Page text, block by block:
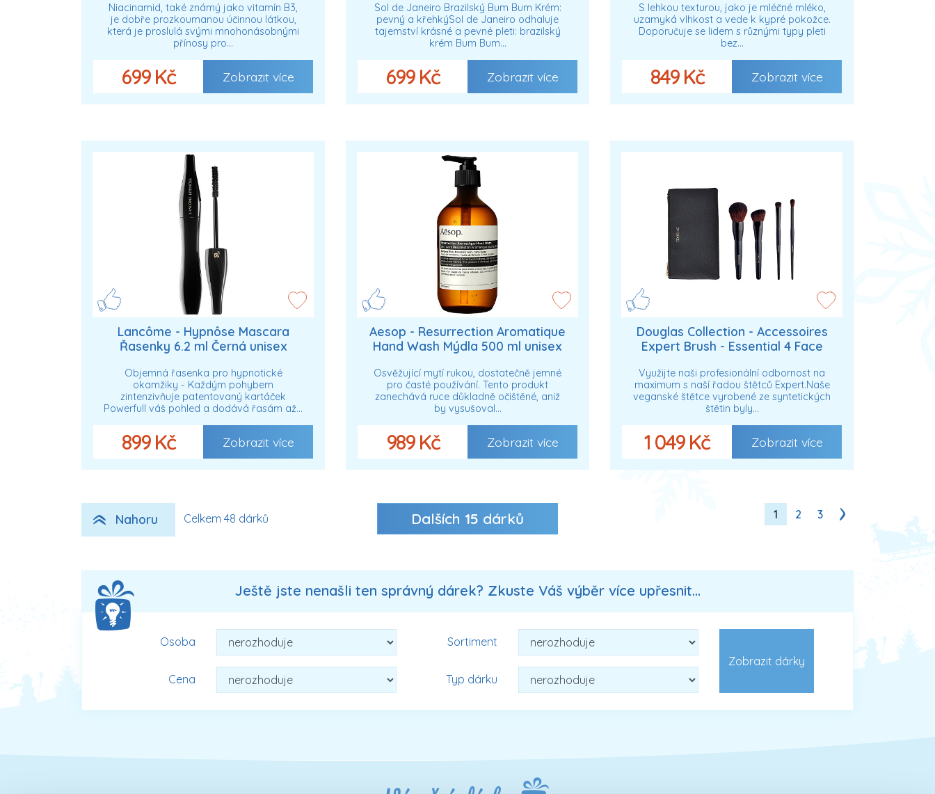
Niacinamid, také známý jako vitamín B3,
je dobře prozkoumanou účinnou látkou,
která je proslulá svými mnohonásobnými
přínosy pro…
699 Kč Zobrazit více
Sol de Janeiro Brazilský Bum Bum Krém:
pevný a křehkýSol de Janeiro odhaluje
tajemství krásné a pevné pleti: brazilský
krém Bum Bum…
699 Kč Zobrazit více
S lehkou texturou, jako je mléčné mléko,
uzamyká vlhkost a vede k kypré pokožce.
Doporučuje se lidem s různými typy pleti
bez…
849 Kč Zobrazit více
Lancôme - Hypnôse Mascara
Řasenky 6.2 ml Černá unisex
Objemná řasenka pro hypnotické
okamžiky - Každým pohybem
zintenzivňuje patentovaný kartáček
Powerfull váš pohled a dodává řasám až…
899 Kč Zobrazit více
Aesop - Resurrection Aromatique
Hand Wash Mýdla 500 ml unisex
Osvěžující mytí rukou, dostatečně jemné
pro časté používání. Tento produkt
zanechává ruce důkladně očištěné, aniž
by vysušoval…
989 Kč Zobrazit více
Douglas Collection - Accessoires
Expert Brush - Essential 4 Face
dámské
Využijte naši profesionální odbornost na
maximum s naší řadou štětců Expert.Naše
veganské štětce vyrobené ze syntetických
štětin byly…
1 049 Kč Zobrazit více
Nahoru Celkem 48 dárků Dalších 15 dárků 1 2 3
Ještě jste nenašli ten správný dárek? Zkuste Váš výběr více upřesnit...
Osoba
Cena
Sortiment
Typ dárku